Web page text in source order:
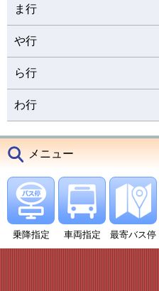
ま行
や行
ら行
わ行
メニュー
乗降指定 車両指定 最寄バス停